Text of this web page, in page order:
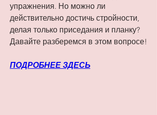
упражнения. Но можно ли
действительно достичь стройности,
делая только приседания и планку?
Давайте разберемся в этом вопросе!
ПОДРОБНЕЕ ЗДЕСЬ